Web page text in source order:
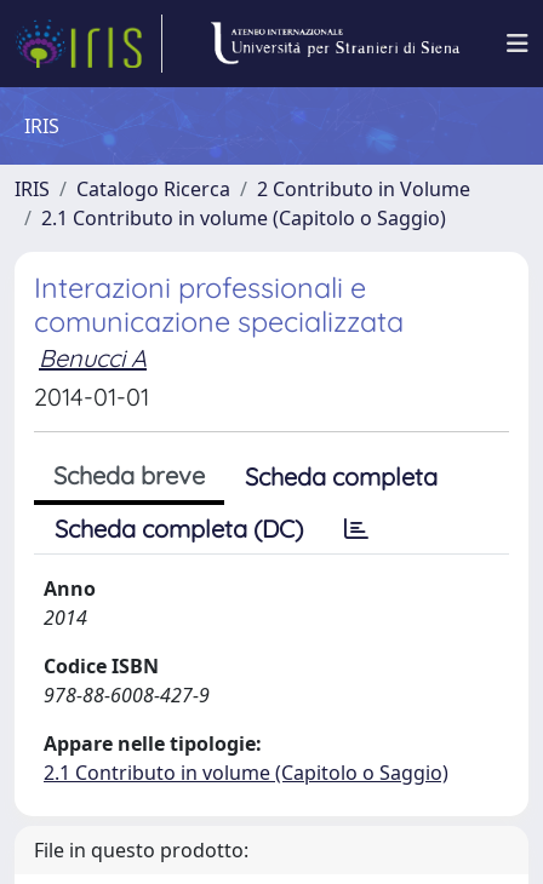
IRIS
IRIS Catalogo Ricerca
2 Contributo in Volume
2.1 Contributo in volume (Capitolo o Saggio)
Interazioni professionali e
comunicazione specializzata
Benucci A
2014-01-01
Scheda breve
Scheda completa
Scheda completa (DC)
Anno
2014
Codice ISBN
978-88-6008-427-9
Appare nelle tipologie:
2.1 Contributo in volume (Capitolo o Saggio)
File in questo prodotto: